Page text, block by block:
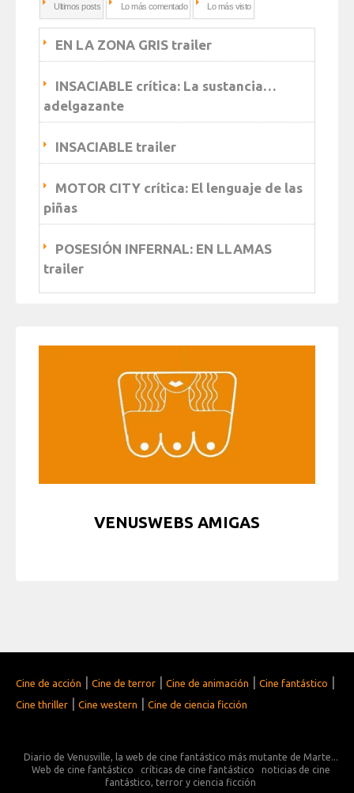
Ultimos posts Lo más comentado Lo más visto
EN LA ZONA GRIS trailer
INSACIABLE crítica: La sustancia…
adelgazante
INSACIABLE trailer
MOTOR CITY crítica: El lenguaje de las
piñas
POSESIÓN INFERNAL: EN LLAMAS
trailer
VENUSWEBS AMIGAS
Cine de acción | Cine de terror | Cine de animación | Cine fantástico |
Cine thriller | Cine western | Cine de ciencia ficción
Diario de Venusville, la web de cine fantástico más mutante de Marte...
Web de cine fantástico
críticas de cine fantástico
noticias de cine
fantástico, terror y ciencia ficción